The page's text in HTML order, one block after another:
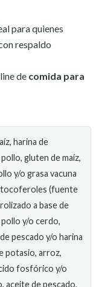
para quienes
respaldo
de comida para
harina de
gluten de maíz,
y/o grasa vacuna
(fuente
a base de
y/o cerdo,
pescado y/o harina
potasio, arroz,
fosfórico y/o
aceite de pescado,